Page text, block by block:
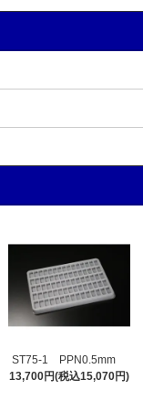
ST75-1 PPN0.5mm
13,700円(税込15,070円)